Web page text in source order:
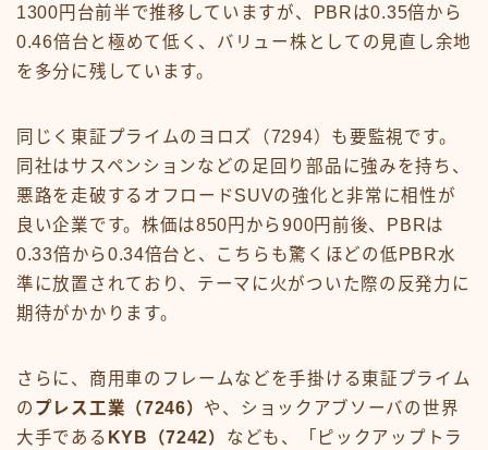
1300円台前半で推移していますが、PBRは0.35倍から
0.46倍台と極めて低く、バリュー株としての見直し余地
を多分に残しています。
同じく東証プライムのヨロズ（7294）も要監視です。
同社はサスペンションなどの足回り部品に強みを持ち、
悪路を走破するオフロードSUVの強化と非常に相性が
良い企業です。株価は850円から900円前後、PBRは
0.33倍から0.34倍台と、こちらも驚くほどの低PBR水
準に放置されており、テーマに火がついた際の反発力に
期待がかかります。
さらに、商用車のフレームなどを手掛ける東証プライム
の プレス工業（7246） や、ショックアブソーバの世界
大手である KYB（7242） なども、「ピックアップトラ